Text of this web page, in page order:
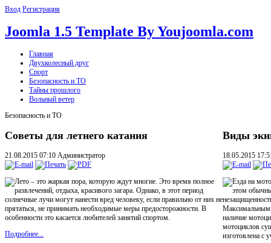
Вход Регистрация
Joomla 1.5 Template By Youjoomla.com
Главная
Двухколесный друг
Спорт
Безопасность и ТО
Тайны прошлого
Вольный ветер
Безопасность и ТО
Советы для летнего катания
21.08.2015 07:10 Администратор
Лето – это жаркая пора, которую ждут многие. Это время полное
развлечений, отдыха, красивого загара. Однако, в этот период
солнечные лучи могут нанести вред человеку, если правильно от них не
прятаться, не принимать необходимые меры предосторожности. В
особенности это касается любителей занятий спортом.
Подробнее...
Виды
18.05.2015
Езда на
этом
наличие
мотоциклов
изготовлена с